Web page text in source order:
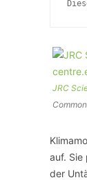
JRC
auf. Sie
der